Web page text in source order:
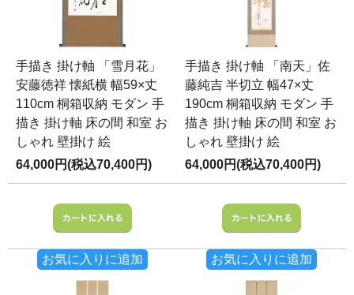
手描き 掛け軸 「雪月花」
安藤徳祥 懐紙横 幅59×丈
110cm 桐箱収納 モダン 手
描き 掛け軸 床の間 和室 お
しゃれ 壁掛け 絵
64,000円(税込70,400円)
お気に入りに追加
手描き 掛け軸 「南天」佐
藤純吉 半切立 幅47×丈
190cm 桐箱収納 モダン 手
描き 掛け軸 床の間 和室 お
しゃれ 壁掛け 絵
64,000円(税込70,400円)
お気に入りに追加